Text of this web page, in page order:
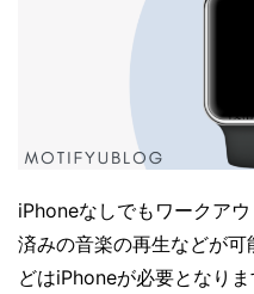
iPhoneなしでもワークア
済みの音楽の再生などが
どはiPhoneが必要となりま